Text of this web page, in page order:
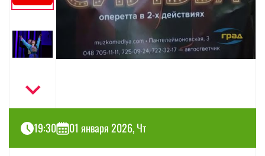
19:30 01 января 2026, Чт